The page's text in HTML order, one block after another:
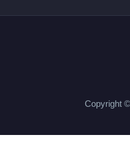
Copyright